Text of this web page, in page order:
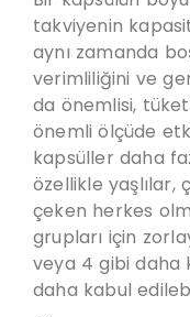
takviyenin
aynı zamanda
verimliliğini ve
da önemlisi,
önemli ölçüde
kapsüller daha
özellikle yaşlılar,
çeken herkes
grupları için
veya 4 gibi daha
daha kabul